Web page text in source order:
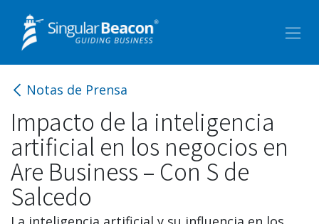
Notas de Prensa
Impacto de la inteligencia
artificial en los negocios en
Are Business – Con S de
Salcedo